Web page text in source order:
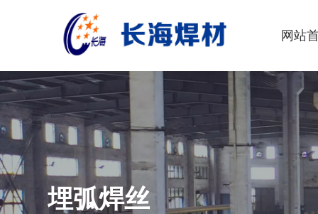
网站
埋弧焊丝